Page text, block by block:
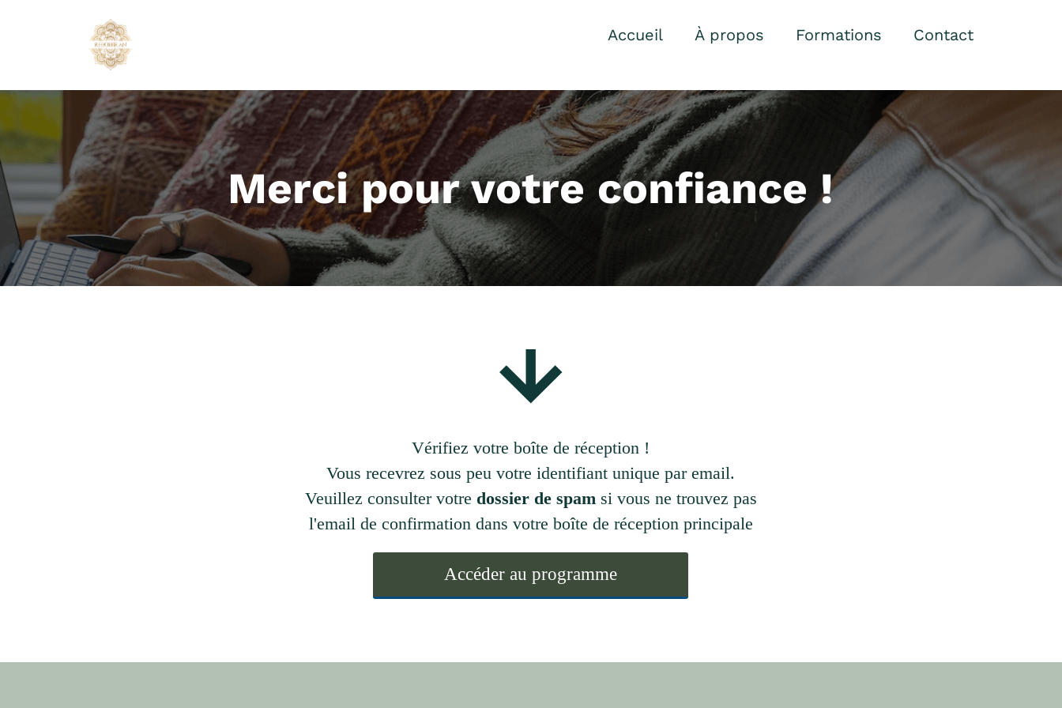
Accueil À propos Formations Contact
Merci pour votre confiance !
Vérifiez votre boîte de réception !
Vous recevrez sous peu votre identifiant unique par email.
Veuillez consulter votre dossier de spamsi vous ne trouvez pas
l'email de confirmation dans votre boîte de réception principale
Accéder au programme